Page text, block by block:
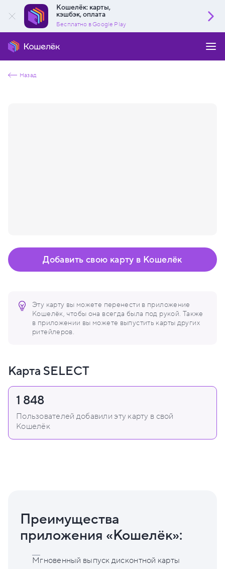
Кошелёк: карты,
кэшбэк, оплата
Бесплатно в Google Play
Назад
Эту карту вы можете перенести в приложение
Кошелёк, чтобы она всегда была под рукой. Также
в приложении вы можете выпустить карты других
ритейлеров.
Добавить свою карту в Кошелёк
Карта SELECT
1 848
Пользователей добавили эту карту в свой
Кошелёк
Преимущества
приложения «Кошелёк»:
Мгновенный выпуск дисконтной карты